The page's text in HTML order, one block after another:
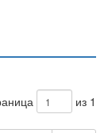
из 1